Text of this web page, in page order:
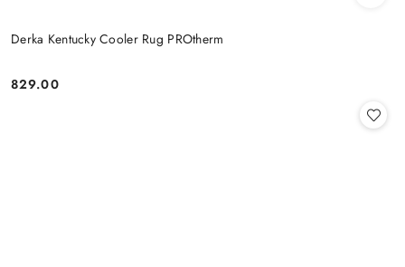
Derka Kentucky Cooler Rug PROtherm
Cena:
829.00